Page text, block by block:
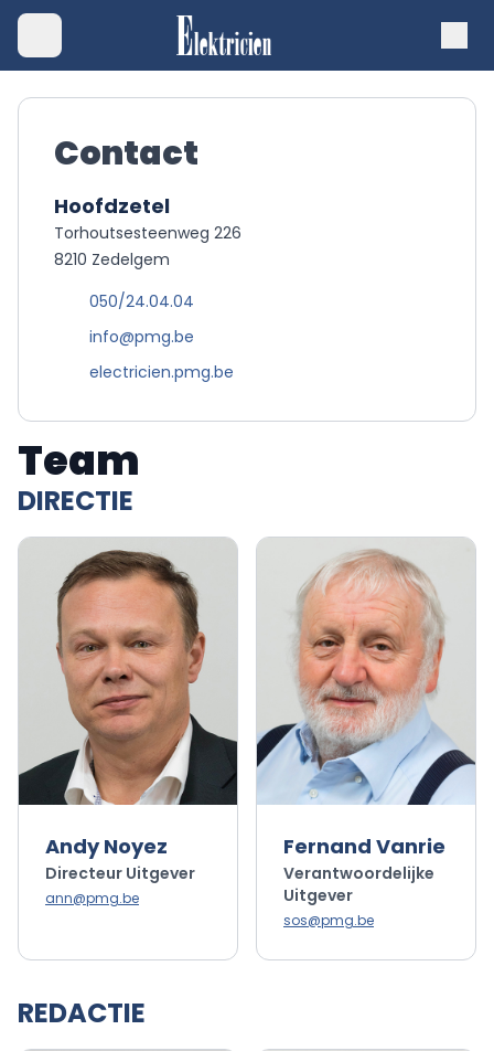
Team
DIRECTIE
Andy Noyez
Directeur Uitgever
ann@pmg.be
Fernand Vanrie
Verantwoordelijke
Uitgever
sos@pmg.be
REDACTIE
Contact
Hoofdzetel
Torhoutsesteenweg 226
8210 Zedelgem
050/24.04.04
info@pmg.be
electricien.pmg.be